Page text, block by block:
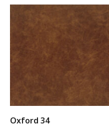
Oxford 34